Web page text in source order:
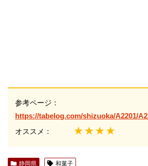
参考ページ：
https://tabelog.com/shizuoka/A2201/
オススメ： ★★★★
静岡県 和菓子